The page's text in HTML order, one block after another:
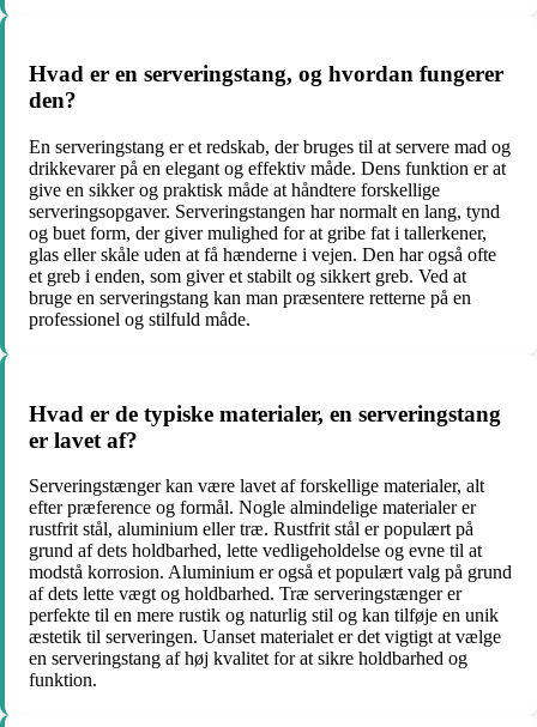
Hvad er en serveringstang, og hvordan fungerer
den?
En serveringstang er et redskab, der bruges til at servere mad og
drikkevarer på en elegant og effektiv måde. Dens funktion er at
give en sikker og praktisk måde at håndtere forskellige
serveringsopgaver. Serveringstangen har normalt en lang, tynd
og buet form, der giver mulighed for at gribe fat i tallerkener,
glas eller skåle uden at få hænderne i vejen. Den har også ofte
et greb i enden, som giver et stabilt og sikkert greb. Ved at
bruge en serveringstang kan man præsentere retterne på en
professionel og stilfuld måde.
Hvad er de typiske materialer, en serveringstang
er lavet af?
Serveringstænger kan være lavet af forskellige materialer, alt
efter præference og formål. Nogle almindelige materialer er
rustfrit stål, aluminium eller træ. Rustfrit stål er populært på
grund af dets holdbarhed, lette vedligeholdelse og evne til at
modstå korrosion. Aluminium er også et populært valg på grund
af dets lette vægt og holdbarhed. Træ serveringstænger er
perfekte til en mere rustik og naturlig stil og kan tilføje en unik
æstetik til serveringen. Uanset materialet er det vigtigt at vælge
en serveringstang af høj kvalitet for at sikre holdbarhed og
funktion.